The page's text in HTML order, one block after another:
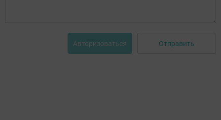
Авторизоваться Отправить